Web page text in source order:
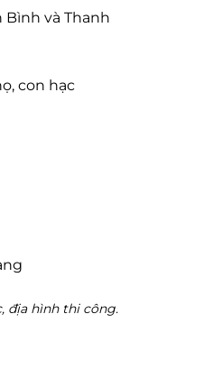
và Thanh
con hạc
địa hình thi công.